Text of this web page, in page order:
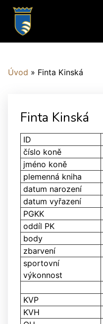
Úvod » Finta Kinská
Finta Kinská
ID
číslo koně
jméno koně
plemenná kniha
datum narození
datum vyřazení
PGKK
oddíl PK
body
zbarvení
sportovní
výkonnost
KVP
KVH